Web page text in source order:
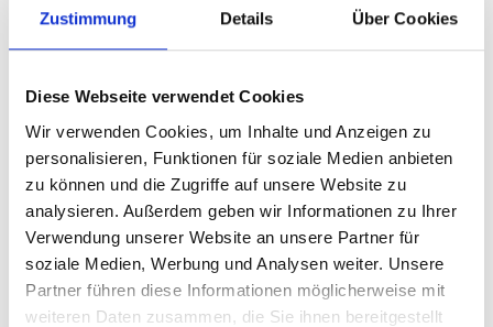
Zustimmung Details Über Cookies
Diese Webseite verwendet Cookies
Wir verwenden Cookies, um Inhalte und Anzeigen zu
personalisieren, Funktionen für soziale Medien anbieten
zu können und die Zugriffe auf unsere Website zu
analysieren. Außerdem geben wir Informationen zu Ihrer
Verwendung unserer Website an unsere Partner für
soziale Medien, Werbung und Analysen weiter. Unsere
Partner führen diese Informationen möglicherweise mit
weiteren Daten zusammen, die Sie ihnen bereitgestellt
Sofort verfügbar, Lieferzeit: 1-3 Tage
IN DEN WARENKORB
Produktdetails